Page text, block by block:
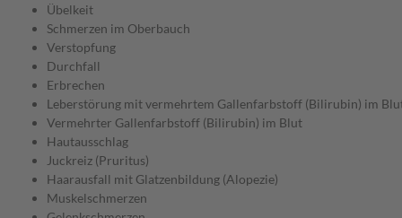
Übelkeit
Schmerzen im Oberbauch
Verstopfung
Durchfall
Erbrechen
Leberstörung mit vermehrtem Gallenfarbstoff (Bilirubin) im
Vermehrter Gallenfarbstoff (Bilirubin) im Blut
Hautausschlag
Juckreiz (Pruritus)
Haarausfall mit Glatzenbildung (Alopezie)
Muskelschmerzen